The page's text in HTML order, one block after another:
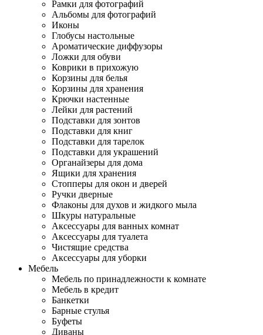
Рамки для фотографий
Альбомы для фотографий
Иконы
Глобусы настольные
Ароматические диффузоры
Ложки для обуви
Коврики в прихожую
Корзины для белья
Корзины для хранения
Крючки настенные
Лейки для растений
Подставки для зонтов
Подставки для книг
Подставки для тарелок
Подставки для украшений
Органайзеры для дома
Ящики для хранения
Стопперы для окон и дверей
Ручки дверные
Флаконы для духов и жидкого мыла
Шкуры натуральные
Аксессуары для ванных комнат
Аксессуары для туалета
Чистящие средства
Аксессуары для уборки
Мебель
Мебель по принадлежности к комнате
Мебель в кредит
Банкетки
Барные стулья
Буфеты
Диваны